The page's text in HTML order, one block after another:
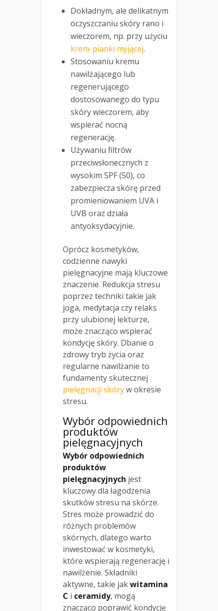
Dokładnym, ale delikatnym
oczyszczaniu skóry rano i
wieczorem, np. przy użyciu
krem-pianki myjącej.
Stosowaniu kremu
nawilżającego lub
regenerującego
dostosowanego do typu
skóry wieczorem, aby
wspierać nocną
regenerację.
Używaniu filtrów
przeciwsłonecznych z
wysokim SPF (50), co
zabezpiecza skórę przed
promieniowaniem UVA i
UVB oraz działa
antyoksydacyjnie.
Oprócz kosmetyków,
codzienne nawyki
pielęgnacyjne mają kluczowe
znaczenie. Redukcja stresu
poprzez techniki takie jak
joga, medytacja czy relaks
przy ulubionej lekturze,
może znacząco wspierać
kondycję skóry. Dbanie o
zdrowy tryb życia oraz
regularne nawilżanie to
fundamenty skutecznej
pielęgnacji skóryw okresie
stresu.
Wybór odpowiednich
produktów
pielęgnacyjnych
Wybór odpowiednich
produktów
pielęgnacyjnych jest
kluczowy dla łagodzenia
skutków stresu na skórze.
Stres może prowadzić do
różnych problemów
skórnych, dlatego warto
inwestować w kosmetyki,
które wspierają regenerację i
nawilżenie. Składniki
aktywne, takie jakwitamina
C i ceramidy, mogą
znacząco poprawić kondycję